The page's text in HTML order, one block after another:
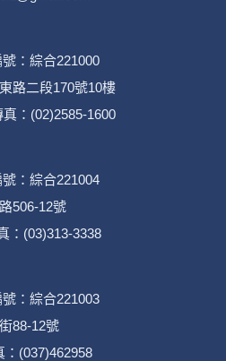
：綜合221000
路二段170號10樓
：(02)2585-1600
：綜合221004
506-12號
：(03)313-3338
：綜合221003
88-12號
(037)462958